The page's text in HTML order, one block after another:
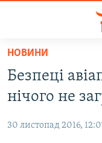
Перейти
основного
матеріалу
до
ВОДА.КРИМ
ПОЛІТИКА
НОВИНИ
Безпеці
нічого не
30 листопад 2016,